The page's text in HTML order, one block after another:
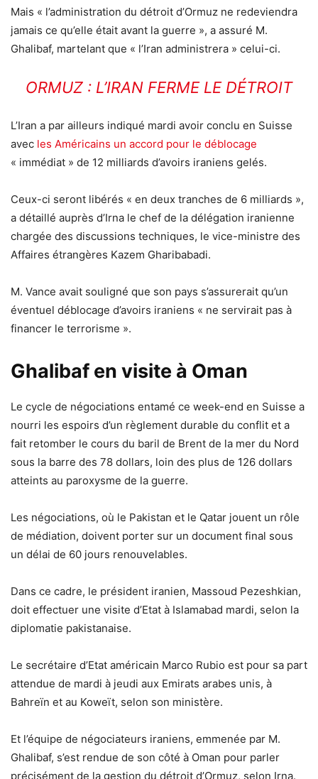
Mais « l’administration du détroit d’Ormuz ne redeviendra
jamais ce qu’elle était avant la guerre », a assuré M.
Ghalibaf, martelant que « l’Iran administrera » celui-ci.
ORMUZ : L’IRAN FERME LE DÉTROIT
L’Iran a par ailleurs indiqué mardi avoir conclu en Suisse
avec les Américains un accord pour le déblocage
« immédiat » de 12 milliards d’avoirs iraniens gelés.
Ceux-ci seront libérés « en deux tranches de 6 milliards »,
a détaillé auprès d’Irna le chef de la délégation iranienne
chargée des discussions techniques, le vice-ministre des
Affaires étrangères Kazem Gharibabadi.
M. Vance avait souligné que son pays s’assurerait qu’un
éventuel déblocage d’avoirs iraniens « ne servirait pas à
financer le terrorisme ».
Ghalibaf en visite à Oman
Le cycle de négociations entamé ce week-end en Suisse a
nourri les espoirs d’un règlement durable du conflit et a
fait retomber le cours du baril de Brent de la mer du Nord
sous la barre des 78 dollars, loin des plus de 126 dollars
atteints au paroxysme de la guerre.
Les négociations, où le Pakistan et le Qatar jouent un rôle
de médiation, doivent porter sur un document final sous
un délai de 60 jours renouvelables.
Dans ce cadre, le président iranien, Massoud Pezeshkian,
doit effectuer une visite d’Etat à Islamabad mardi, selon la
diplomatie pakistanaise.
Le secrétaire d’Etat américain Marco Rubio est pour sa part
attendue de mardi à jeudi aux Emirats arabes unis, à
Bahreïn et au Koweït, selon son ministère.
Et l’équipe de négociateurs iraniens, emmenée par M.
Ghalibaf, s’est rendue de son côté à Oman pour parler
précisément de la gestion du détroit d’Ormuz, selon Irna.